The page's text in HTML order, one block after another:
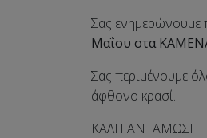
Σας ενημερώνουμε
Μαΐου στα
Σας περιμένουμε
άφθονο κρασί.
ΚΑΛΗ ΑΝΤΑΜΩΣΗ